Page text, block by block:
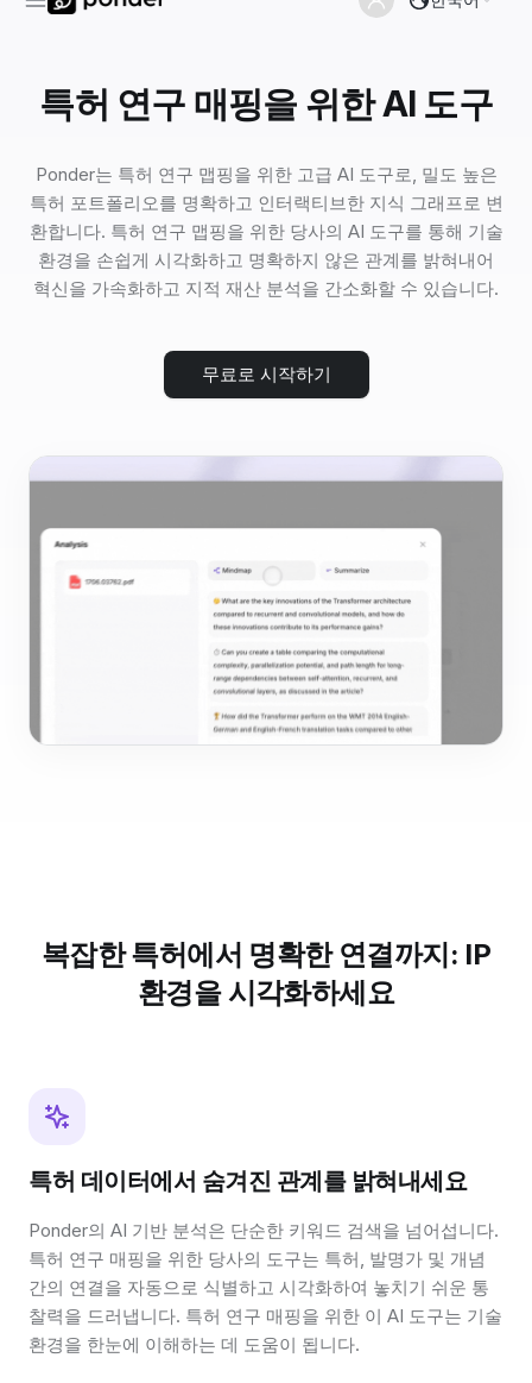
특허 연구 매핑을 위한 AI 도구
Ponder는 특허 연구 맵핑을 위한 고급 AI 도구로, 밀도 높은
특허 포트폴리오를 명확하고 인터랙티브한 지식 그래프로 변
환합니다. 특허 연구 맵핑을 위한 당사의 AI 도구를 통해 기술
환경을 손쉽게 시각화하고 명확하지 않은 관계를 밝혀내어
혁신을 가속화하고 지적 재산 분석을 간소화할 수 있습니다.
무료로 시작하기
복잡한 특허에서 명확한 연결까지: IP
환경을 시각화하세요
특허 데이터에서 숨겨진 관계를 밝혀내세요
Ponder의 AI 기반 분석은 단순한 키워드 검색을 넘어섭니다.
특허 연구 매핑을 위한 당사의 도구는 특허, 발명가 및 개념
간의 연결을 자동으로 식별하고 시각화하여 놓치기 쉬운 통
찰력을 드러냅니다. 특허 연구 매핑을 위한 이 AI 도구는 기술
환경을 한눈에 이해하는 데 도움이 됩니다.